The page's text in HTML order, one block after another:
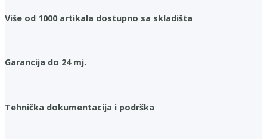
Više od 1000 artikala dostupno sa skladišta
Garancija do 24 mj.
Tehnička dokumentacija i podrška